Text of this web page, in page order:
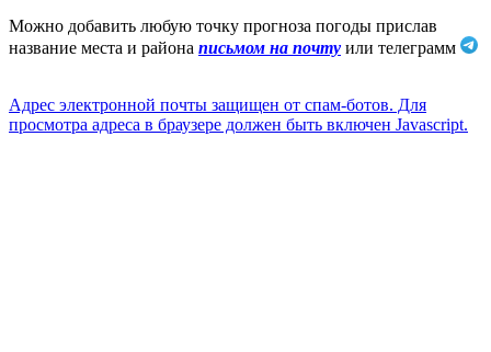
Можно добавить любую точку прогноза погоды прислав
название места и района письмом на почту или телеграмм
Адрес электронной почты защищен от спам-ботов. Для
просмотра адреса в браузере должен быть включен Javascript.